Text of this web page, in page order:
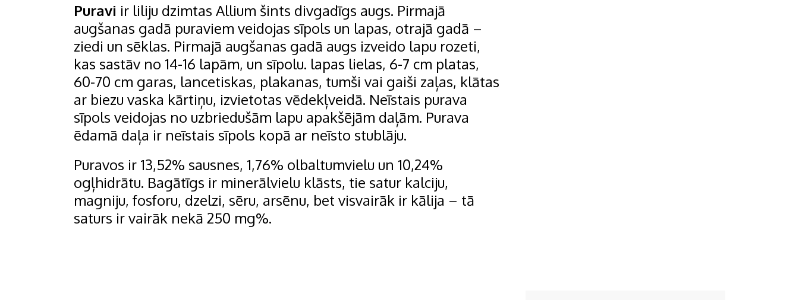
Puravi ir liliju dzimtas Allium šints divgadīgs augs. Pirmajā
augšanas gadā puraviem veidojas sīpols un lapas, otrajā gadā –
ziedi un sēklas. Pirmajā augšanas gadā augs izveido lapu rozeti,
kas sastāv no 14-16 lapām, un sīpolu. lapas lielas, 6-7 cm platas,
60-70 cm garas, lancetiskas, plakanas, tumši vai gaiši zaļas, klātas
ar biezu vaska kārtiņu, izvietotas vēdekļveidā. Neīstais purava
sīpols veidojas no uzbriedušām lapu apakšējām daļām. Purava
ēdamā daļa ir neīstais sīpols kopā ar neīsto stublāju.
Puravos ir 13,52% sausnes, 1,76% olbaltumvielu un 10,24%
ogļhidrātu. Bagātīgs ir minerālvielu klāsts, tie satur kalciju,
magniju, fosforu, dzelzi, sēru, arsēnu, bet visvairāk ir kālija – tā
saturs ir vairāk nekā 250 mg%.